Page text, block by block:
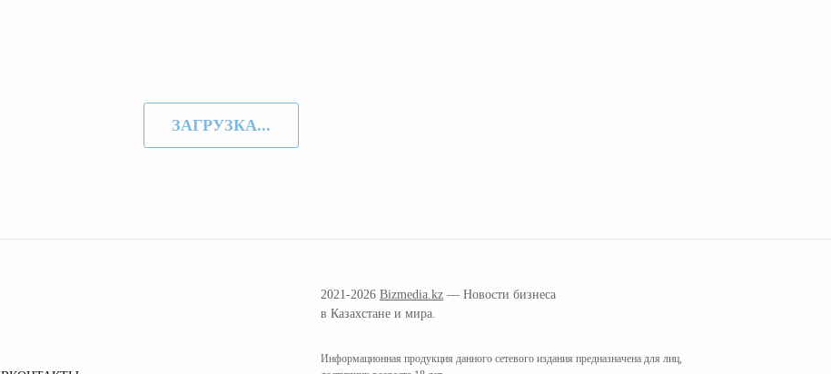
ЗАГРУЗКА...
2021-2026 Bizmedia.kz — Новости бизнеса
в Казахстане и мира.
Информационная продукция данного сетевого издания предназначена для лиц,